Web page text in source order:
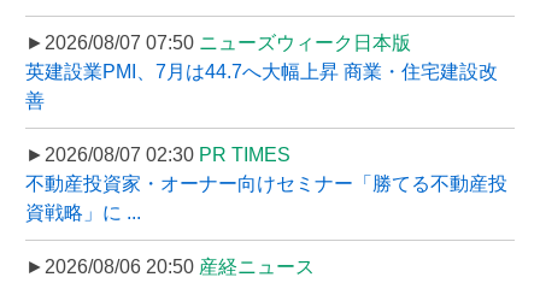
►2026/08/07 07:50 ニューズウィーク日本版
英建設業PMI、7月は44.7へ大幅上昇 商業・住宅建設改
善
►2026/08/07 02:30 PR TIMES
不動産投資家・オーナー向けセミナー「勝てる不動産投
資戦略」に ...
►2026/08/06 20:50 産経ニュース